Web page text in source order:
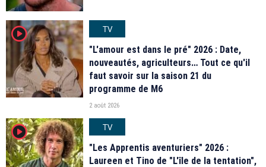
player2
TV
"L'amour est dans le pré" 2026 : Date,
nouveautés, agriculteurs… Tout ce qu'il
faut savoir sur la saison 21 du
programme de M6
2 août 2026
player2
TV
"Les Apprentis aventuriers" 2026 :
Laureen et Tino de "L'île de la tentation",